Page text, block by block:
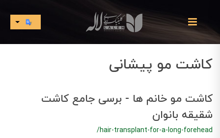
کاشت مو پیشانی
کاشت مو خانم ها - برسی جامع کاشت
شقیقه بانوان
/hair-transplant-for-a-long-forehead